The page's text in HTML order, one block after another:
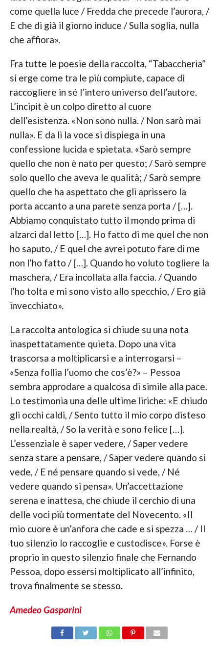
come quella luce / Fredda che precede l’aurora, /
E che di già il giorno induce / Sulla soglia, nulla
che affiora».
Fra tutte le poesie della raccolta, “Tabaccheria”
si erge come tra le più compiute, capace di
raccogliere in sé l’intero universo dell’autore.
L’incipit è un colpo diretto al cuore
dell’esistenza. «Non sono nulla. / Non sarò mai
nulla». E da lì la voce si dispiega in una
confessione lucida e spietata. «Sarò sempre
quello che non è nato per questo; / Sarò sempre
solo quello che aveva le qualità; / Sarò sempre
quello che ha aspettato che gli aprissero la
porta accanto a una parete senza porta / […].
Abbiamo conquistato tutto il mondo prima di
alzarci dal letto […]. Ho fatto di me quel che non
ho saputo, / E quel che avrei potuto fare di me
non l’ho fatto / […]. Quando ho voluto togliere la
maschera, / Era incollata alla faccia. / Quando
l’ho tolta e mi sono visto allo specchio, / Ero già
invecchiato».
La raccolta antologica si chiude su una nota
inaspettatamente quieta. Dopo una vita
trascorsa a moltiplicarsi e a interrogarsi –
«Senza follia l’uomo che cos’è?» – Pessoa
sembra approdare a qualcosa di simile alla pace.
Lo testimonia una delle ultime liriche: «E chiudo
gli occhi caldi, / Sento tutto il mio corpo disteso
nella realtà, / So la verità e sono felice […].
L’essenziale è saper vedere, / Saper vedere
senza stare a pensare, / Saper vedere quando si
vede, / E né pensare quando si vede, / Né
vedere quando si pensa». Un’accettazione
serena e inattesa, che chiude il cerchio di una
delle voci più tormentate del Novecento. «Il
mio cuore è un’anfora che cade e si spezza … / Il
tuo silenzio lo raccoglie e custodisce». Forse è
proprio in questo silenzio finale che Fernando
Pessoa, dopo essersi moltiplicato all’infinito,
trova finalmente se stesso.
Amedeo Gasparini